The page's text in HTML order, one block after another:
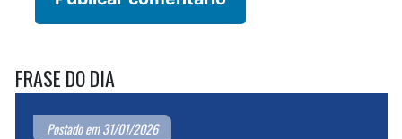
FRASE DO DIA
Postado em 31/01/2026